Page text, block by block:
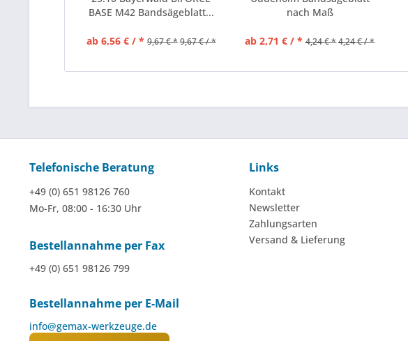
BASE M42 Bandsägeblatt...
ab 6,56 € / * 9,67 € *9,67 € / *
nach Maß
ab 2,71 € / * 4,24 € *4,24 € / *
Telefonische Beratung
+49 (0) 651 98126 760
Mo-Fr, 08:00 - 16:30 Uhr
Bestellannahme per Fax
+49 (0) 651 98126 799
Bestellannahme per E-Mail
info@gemax-werkzeuge.de
Links
Kontakt
Newsletter
Zahlungsarten
Versand & Lieferung